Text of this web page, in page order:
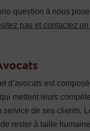
question à nous
pas et contactez
d’avocats est
mettent leurs
service de ses clients.
rester à taille